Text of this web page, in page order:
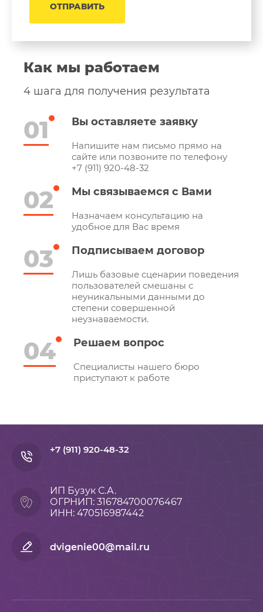
ОТПРАВИТЬ
Как мы работаем
4 шага для получения результата
01 Вы оставляете заявку
Напишите нам письмо прямо на
сайте или позвоните по телефону
+7 (911) 920-48-32
02 Мы связываемся с Вами
Назначаем консультацию на
удобное для Вас время
03 Подписываем договор
Лишь базовые сценарии поведения
пользователей смешаны с
неуникальными данными до
степени совершенной
неузнаваемости.
04 Решаем вопрос
Специалисты нашего бюро
приступают к работе
dvigenie00@mail.ru
ИП Бузук С.А.
ОГРНИП: 316784700076467
ИНН: 470516987442
+7 (911) 920-48-32